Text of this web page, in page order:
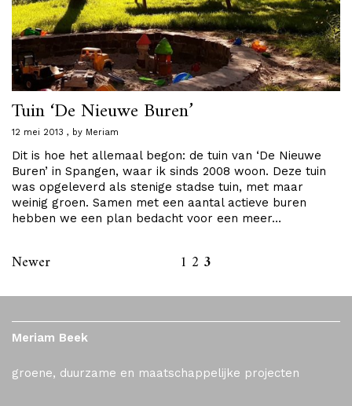
Tuin ‘De Nieuwe Buren’
12 mei 2013 by Meriam
Dit is hoe het allemaal begon: de tuin van ‘De Nieuwe
Buren’ in Spangen, waar ik sinds 2008 woon. Deze tuin
was opgeleverd als stenige stadse tuin, met maar
weinig groen. Samen met een aantal actieve buren
hebben we een plan bedacht voor een meer…
Newer 1 2 3
Meriam Beek
groene, duurzame en maatschappelijke projecten